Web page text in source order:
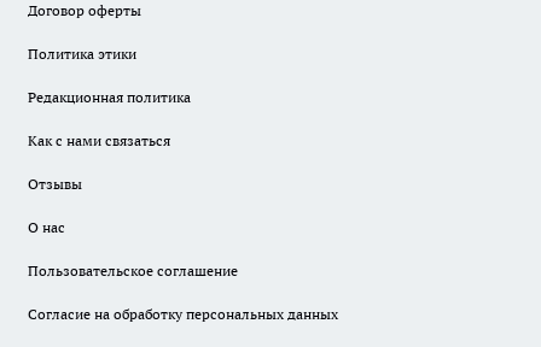
Договор оферты
Политика этики
Редакционная политика
Как с нами связаться
Отзывы
О нас
Пользовательское соглашение
Согласие на обработку персональных данных